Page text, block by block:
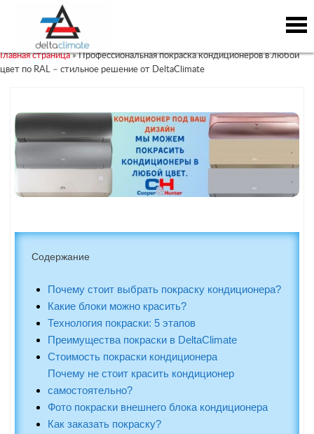
Профессиональная покраска
кондиционеров в любой цвет по RAL –
стильное решение от DeltaClimate
Главная страница»Профессиональная покраска кондиционеров в любой
цвет по RAL – стильное решение от DeltaClimate
Содержание
Почему стоит выбрать покраску кондиционера?
Какие блоки можно красить?
Технология покраски: 5 этапов
Преимущества покраски в DeltaClimate
Стоимость покраски кондиционера
Почему не стоит красить кондиционер
самостоятельно?
Фото покраски внешнего блока кондиционера
Как заказать покраску?